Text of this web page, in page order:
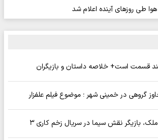
طی روزهای آینده اعلام شد
قسمت است+ خلاصه داستان و بازیگران
گروهی در خمینی شهر ؛ موضوع فیلم علفزار
ملک، بازیگر نقش سیما در سریال زخم کاری ۳